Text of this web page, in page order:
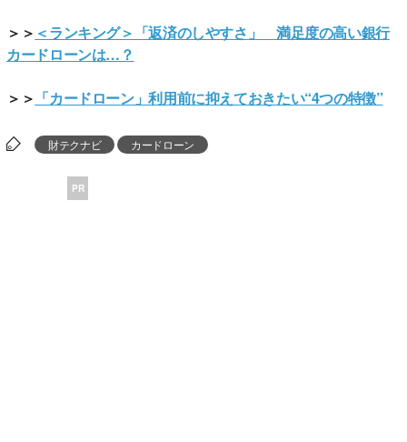
＞＞ ＜ランキング＞「返済のしやすさ」 満足度の高い銀行
カードローンは…？
＞＞ 「カードローン」利用前に抑えておきたい“4つの特徴”
財テクナビ カードローン
PR